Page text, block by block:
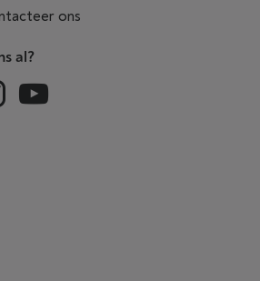
ons
al?